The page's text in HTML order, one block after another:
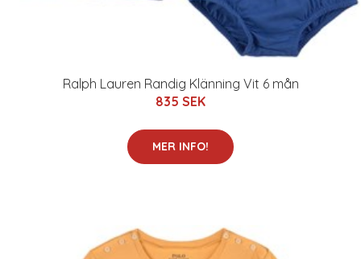
Ralph Lauren Randig Klänning Vit 6 mån
835 SEK
MER INFO!